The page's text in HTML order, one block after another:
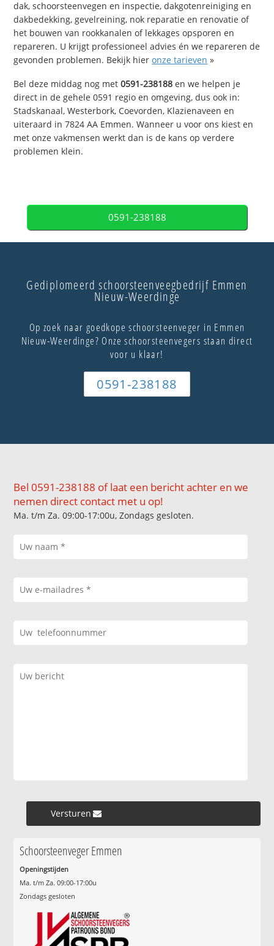
dak, schoorsteenvegen en inspectie, dakgotenreiniging en
dakbedekking, gevelreining, nok reparatie en renovatie of
het bouwen van rookkanalen of lekkages opsporen en
repareren. U krijgt professioneel advies én we repareren de
gevonden problemen. Bekijk hieronze tarieven »
Bel deze middag nog met0591-238188 en we helpen je
direct in de gehele 0591 regio en omgeving, dus ook in:
Stadskanaal, Westerbork, Coevorden, Klazienaveen en
uiteraard in 7824 AA Emmen. Wanneer u voor ons kiest en
met onze vakmensen werkt dan is de kans op verdere
problemen klein.
0591-238188
Gediplomeerd schoorsteenveegbedrijf Emmen
Nieuw-Weerdinge
Op zoek naar goedkope schoorsteenveger in Emmen
Nieuw-Weerdinge? Onze schoorsteenvegers staan direct
voor u klaar!
0591-238188
Bel 0591-238188 of laat een bericht achter en we
nemen direct contact met u op!
Ma. t/m Za. 09:00-17:00u, Zondags gesloten.
Versturen »
Schoorsteenveger Emmen
Openingstijden
Ma. t/m Za. 09:00-17:00u
Zondags gesloten